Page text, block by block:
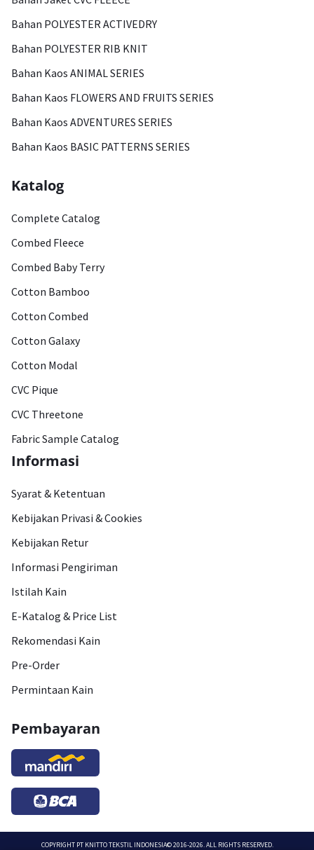
Bahan POLYESTER ACTIVEDRY
Bahan POLYESTER RIB KNIT
Bahan Kaos ANIMAL SERIES
Bahan Kaos FLOWERS AND FRUITS SERIES
Bahan Kaos ADVENTURES SERIES
Bahan Kaos BASIC PATTERNS SERIES
Katalog
Complete Catalog
Combed Fleece
Combed Baby Terry
Cotton Bamboo
Cotton Combed
Cotton Galaxy
Cotton Modal
CVC Pique
CVC Threetone
Fabric Sample Catalog
Informasi
Syarat & Ketentuan
Kebijakan Privasi & Cookies
Kebijakan Retur
Informasi Pengiriman
Istilah Kain
E-Katalog & Price List
Rekomendasi Kain
Pre-Order
Permintaan Kain
Pembayaran
COPYRIGHT PT KNITTO TEKSTIL INDONESIA© 2016-2026. ALL RIGHTS RESERVED.